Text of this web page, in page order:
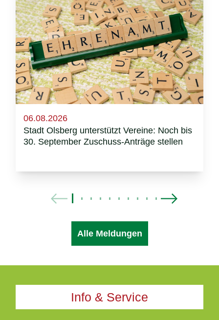
06.08.2026
Stadt Olsberg unterstützt Vereine: Noch bis
30. September Zuschuss-Anträge stellen
Alle Meldungen
Info & Service